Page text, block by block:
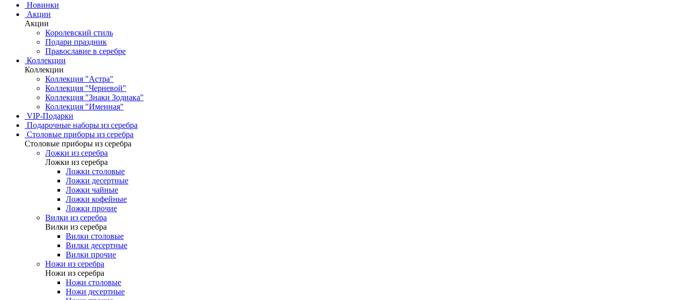
Новинки
Акции
Акции
Королевский стиль
Подари праздник
Православие в серебре
Коллекции
Коллекции
Коллекция "Астра"
Коллекция "Черневой"
Коллекция "Знаки Зодиака"
Коллекция "Именная"
VIP-Подарки
Подарочные наборы из серебра
Столовые приборы из серебра
Столовые приборы из серебра
Ложки из серебра
Ложки из серебра
Ложки столовые
Ложки десертные
Ложки чайные
Ложки кофейные
Ложки прочие
Вилки из серебра
Вилки из серебра
Вилки столовые
Вилки десертные
Вилки прочие
Ножи из серебра
Ножи из серебра
Ножи столовые
Ножи десертные